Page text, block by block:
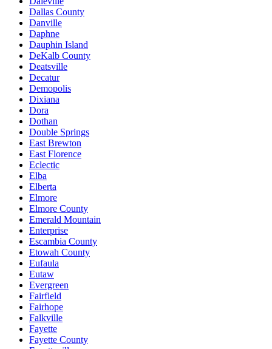
Dallas County
Danville
Daphne
Dauphin Island
DeKalb County
Deatsville
Decatur
Demopolis
Dixiana
Dora
Dothan
Double Springs
East Brewton
East Florence
Eclectic
Elba
Elberta
Elmore
Elmore County
Emerald Mountain
Enterprise
Escambia County
Etowah County
Eufaula
Eutaw
Evergreen
Fairfield
Fairhope
Falkville
Fayette
Fayette County